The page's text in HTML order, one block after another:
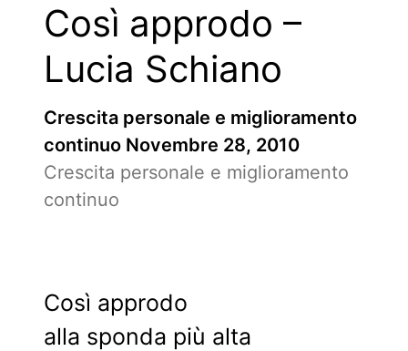
Così approdo –
Lucia Schiano
Crescita personale e miglioramento
continuo Novembre 28, 2010
Crescita personale e miglioramento
continuo
Così approdo
alla sponda più alta